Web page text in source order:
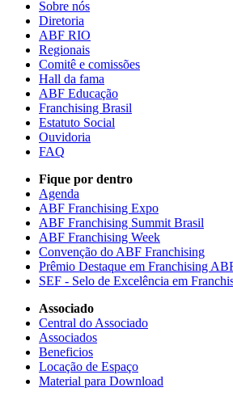
Sobre nós
Diretoria
ABF RIO
Regionais
Comitê e comissões
Hall da fama
ABF Educação
Franchising Brasil
Estatuto Social
Ouvidoria
FAQ
Fique por dentro
Agenda
ABF Franchising Expo
ABF Franchising Summit Brasil
ABF Franchising Week
Convenção do ABF Franchising
Prêmio Destaque em Franchising
SEF - Selo de Excelência em
Associado
Central do Associado
Associados
Beneficios
Locação de Espaço
Material para Download